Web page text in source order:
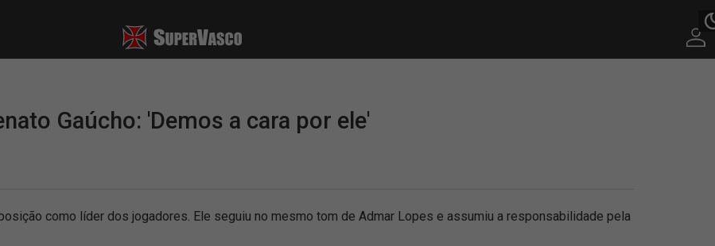
Gaúcho: 'Demos a cara por ele'
como líder dos jogadores. Ele seguiu no mesmo tom de Admar Lopes e assumiu a responsabilidade pela